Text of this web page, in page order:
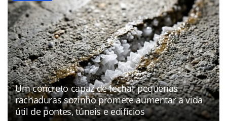
Um concreto capaz de fechar pequenas
rachaduras sozinho promete aumentar a vida
útil de pontes, túneis e edifícios